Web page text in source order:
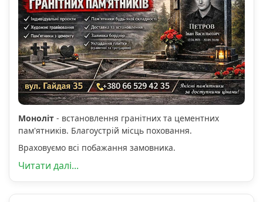
Моноліт - встановлення гранітних та цементних
пам'ятників. Благоустрій місць поховання.
Враховуємо всі побажання замовника.
Читати далі...